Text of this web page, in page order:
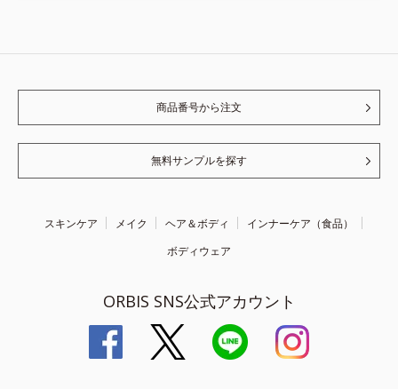
商品番号から注文
無料サンプルを探す
スキンケア メイク ヘア＆ボディ
インナーケア（食品）
ボディウェア
ORBIS SNS公式アカウント